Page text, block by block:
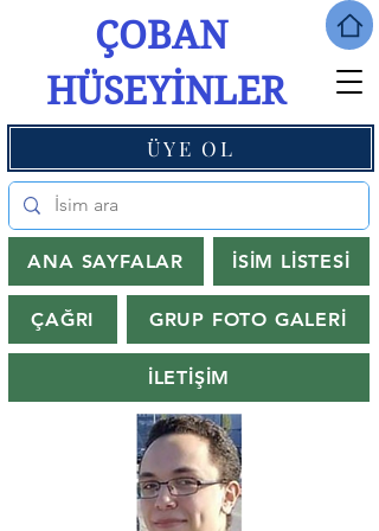
ÇOBAN
HÜSEYİNLER
ANA SAYFALAR İSİM LİSTESİ
ÇAĞRI GRUP FOTO GALERİ
İLETİŞİM
ÜYE OL